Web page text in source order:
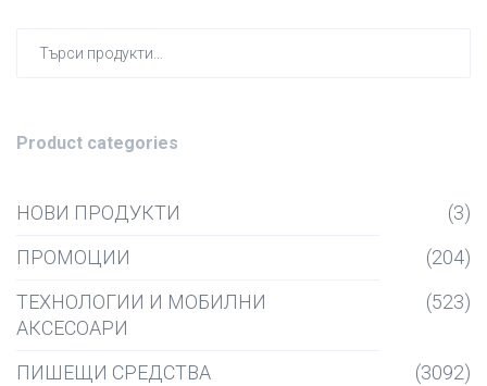
Product categories
НОВИ ПРОДУКТИ
(3)
ПРОМОЦИИ
(204)
ТЕХНОЛОГИИ И МОБИЛНИ
АКСЕСОАРИ
(523)
ПИШЕЩИ СРЕДСТВА
(3092)